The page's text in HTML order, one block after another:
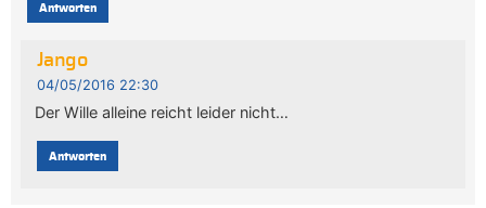
Antworten
Jango
04/05/2016 22:30
Der Wille alleine reicht leider nicht…
Antworten